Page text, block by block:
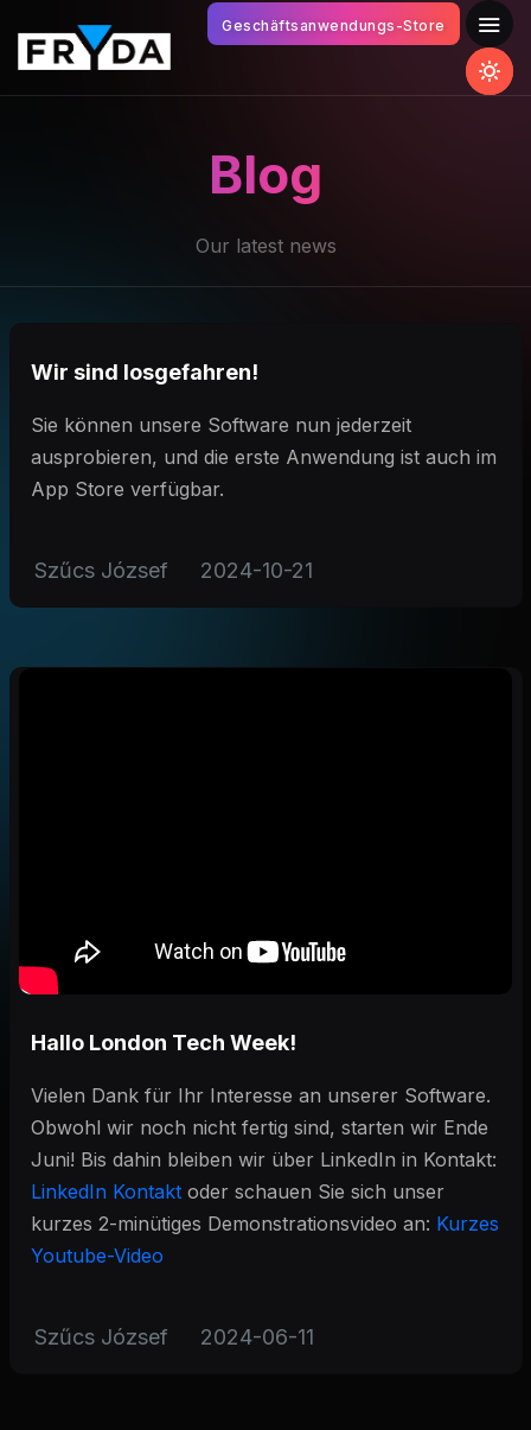
Geschäftsanwendungs-Store
Blog
Our latest news
Wir sind losgefahren!
Sie können unsere Software nun jederzeit
ausprobieren, und die erste Anwendung ist auch im
App Store verfügbar.
Szűcs József 2024-10-21
Hallo London Tech Week!
Vielen Dank für Ihr Interesse an unserer Software.
Obwohl wir noch nicht fertig sind, starten wir Ende
Juni! Bis dahin bleiben wir über LinkedIn in Kontakt:
LinkedIn Kontakt oder schauen Sie sich unser
kurzes 2-minütiges Demonstrationsvideo an: Kurzes
Youtube-Video
Szűcs József 2024-06-11